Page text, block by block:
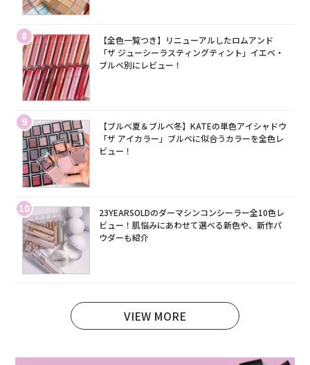
8
【全色一覧つき】リニューアルしたロムアンド
「ザ ジューシーラスティングティント」イエベ・
ブルベ別にレビュー！
9
【ブルベ夏＆ブルベ冬】KATEの単色アイシャドウ
「ザ アイカラー」ブルベに似合うカラーを全色レ
ビュー！
10
23YEARSOLDのダーマシンコンシーラー全10色レ
ビュー！肌悩みにあわせて選べる新色や、新作パ
ウダーも紹介
VIEW MORE